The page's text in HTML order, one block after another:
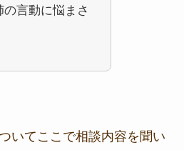
言動に悩まさ
いてここで相談内容を聞い